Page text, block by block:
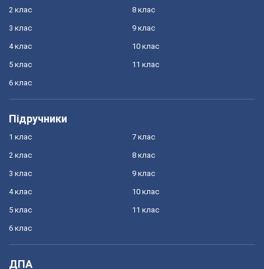
2 клас
3 клас
4 клас
5 клас
6 клас
8 клас
9 клас
10 клас
11 клас
Підручники
1 клас
2 клас
3 клас
4 клас
5 клас
6 клас
7 клас
8 клас
9 клас
10 клас
11 клас
ДПА